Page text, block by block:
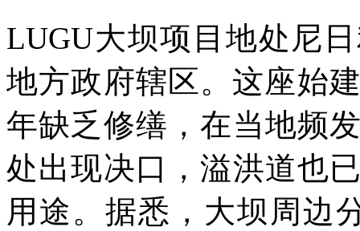
LUGU大坝项目地处尼
地方政府辖区。这座始
年缺乏修缮，在当地频
处出现决口，溢洪道也
用途。据悉，大坝周边